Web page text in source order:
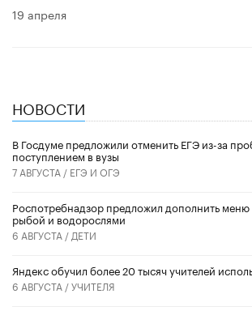
19 апреля
НОВОСТИ
В Госдуме предложили отменить ЕГЭ из-за
поступлением в вузы
7 АВГУСТА / ЕГЭ И ОГЭ
Роспотребнадзор предложил дополнить
рыбой и водорослями
6 АВГУСТА / ДЕТИ
​Яндекс обучил более 20 тысяч учителей
6 АВГУСТА /УЧИТЕЛЯ